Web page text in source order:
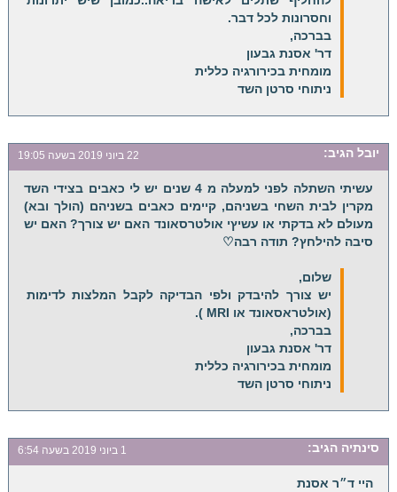
וחסרונות לכל דבר.
בברכה,
דר' אסנת גבעון
מומחית בכירורגיה כללית
ניתוחי סרטן השד
יובל הגיב: 22 ביוני 2019 בשעה 19:05
עשיתי השתלה לפני למעלה מ 4 שנים יש לי כאבים בצידי השד
מקרין לבית השחי בשניהם, קיימים כאבים בשניהם (הולך ובא)
מעולם לא בדקתי או עשיץי אולטרסאונד האם יש צורך? האם יש
סיבה להילחץ? תודה רבה♡
שלום,
יש צורך להיבדק ולפי הבדיקה לקבל המלצות לדימות
(אולטראסאונד או MRI ).
בברכה,
דר' אסנת גבעון
מומחית בכירורגיה כללית
ניתוחי סרטן השד
סינתיה הגיב: 1 ביוני 2019 בשעה 6:54
היי ד״ר אסנת